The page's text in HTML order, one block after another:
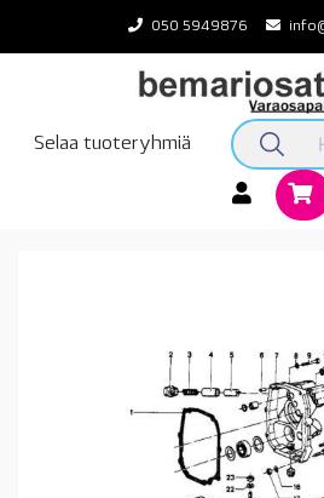
content
050 5949876
Selaa tuoteryhmiä